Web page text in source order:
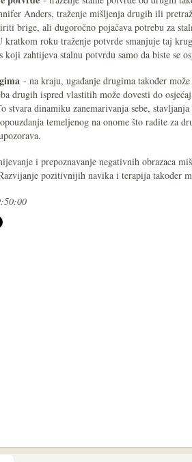
Anders, traženje mišljenja drugih ili
brige, ali dugoročno pojačava potrebu za
kratkom roku traženje potvrde smanjuje taj
koji zahtijeva stalnu potvrdu samo da biste se
- na kraju, ugađanje drugima također
drugih ispred vlastitih može dovesti do
stvara dinamiku zanemarivanja sebe,
temeljenog na onome što radite za
i prepoznavanje negativnih obrazaca
pozitivnijih navika i terapija također